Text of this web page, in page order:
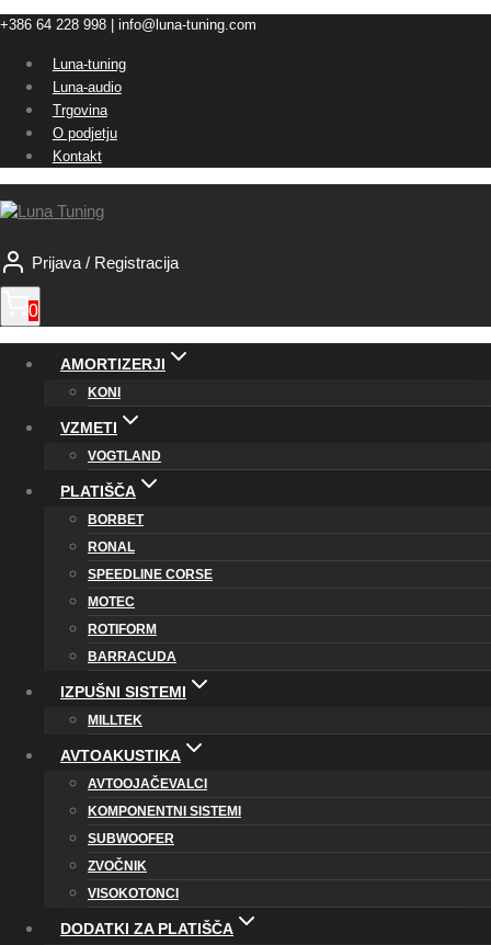
Skip
content
+386 64 228 998 | info@luna-tuning.com
Luna-tuning
Luna-audio
Trgovina
O podjetju
Kontakt
Prijava / Registracija
0
AMORTIZERJI
KONI
VZMETI
VOGTLAND
PLATIŠČA
BORBET
RONAL
SPEEDLINE CORSE
MOTEC
ROTIFORM
BARRACUDA
IZPUŠNI SISTEMI
MILLTEK
AVTOAKUSTIKA
AVTOOJAČEVALCI
KOMPONENTNI SISTEMI
SUBWOOFER
ZVOČNIK
VISOKOTONCI
DODATKI ZA PLATIŠČA